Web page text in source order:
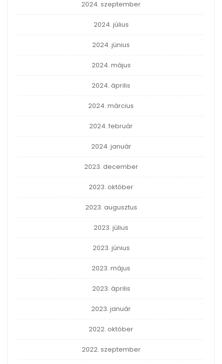
2024. szeptember
2024. július
2024. június
2024. május
2024. április
2024. március
2024. február
2024. január
2023. december
2023. október
2023. augusztus
2023. július
2023. június
2023. május
2023. április
2023. január
2022. október
2022. szeptember